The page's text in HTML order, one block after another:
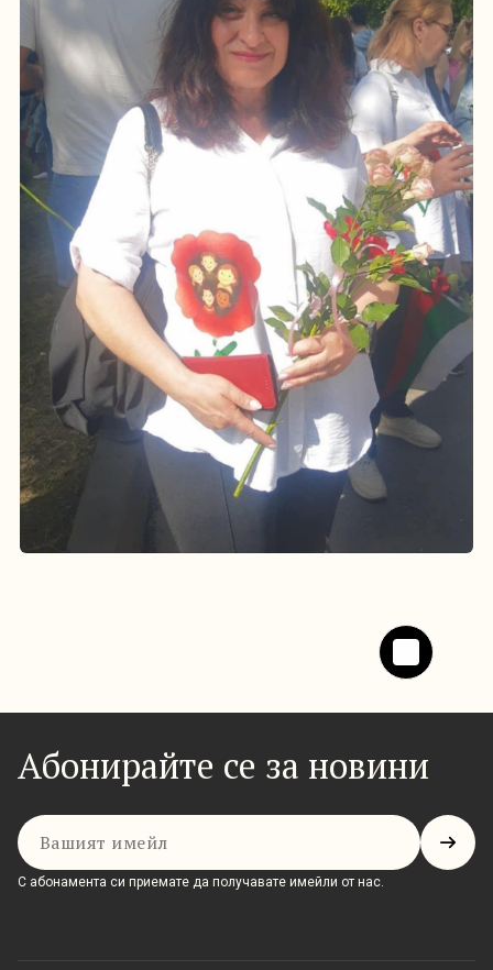
Абонирайте се за новини
Имейл
С абонамента си приемате да получавате имейли от нас.